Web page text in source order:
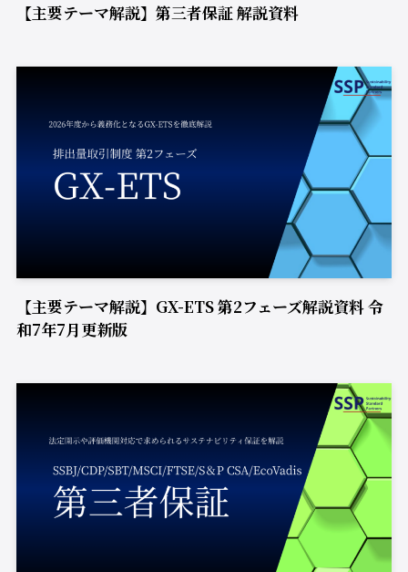
【主要テーマ解説】第三者保証 解説資料
【主要テーマ解説】GX-ETS 第2フェーズ解説資料 令
和7年7月更新版